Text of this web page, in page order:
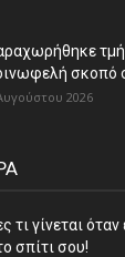
σκοπό
2026
τι γίνεται
σπίτι σου!